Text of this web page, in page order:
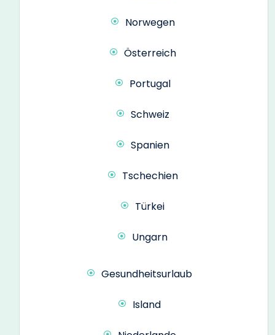
Norwegen
Österreich
Portugal
Schweiz
Spanien
Tschechien
Türkei
Ungarn
Gesundheitsurlaub
Island